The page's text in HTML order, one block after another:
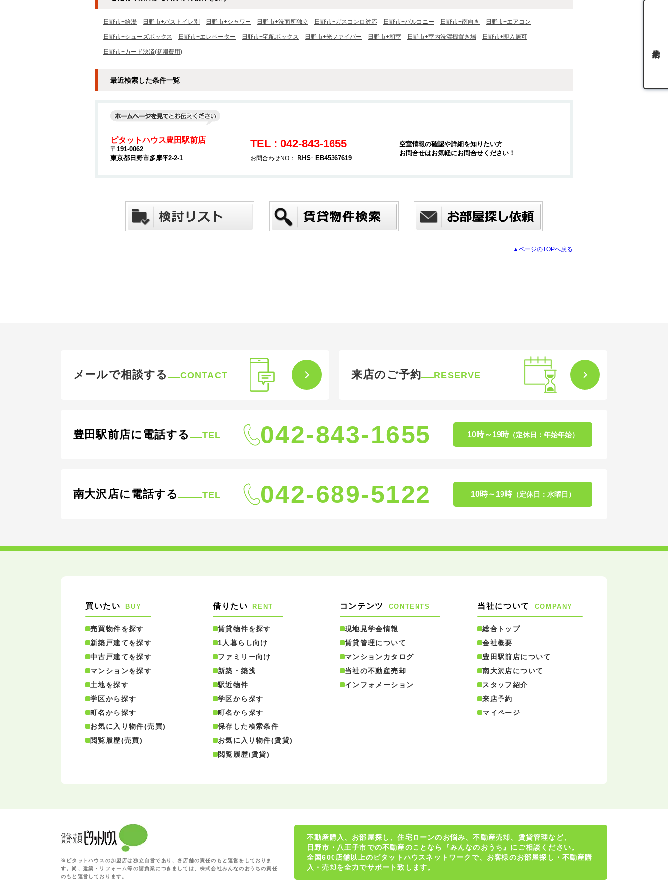
日野市+給湯 日野市+バストイレ別 日野市+シャワー 日野市+洗面所独立 日野市+ガスコンロ対応 日野市+バルコニー 日野市+南向き 日野市+エアコン
日野市+シューズボックス 日野市+エレベーター 日野市+宅配ボックス 日野市+光ファイバー 日野市+和室 日野市+室内洗濯機置き場 日野市+即入居可
日野市+カード決済(初期費用)
最近検索した条件一覧
ピタットハウス豊田駅前店
〒191-0062
東京都日野市多摩平2-2-1
TEL : 042-843-1655
お問合わせNO： EB45367619
空室情報の確認や詳細を知りたい方
お問合せはお気軽にお問合せください！
▲ページのTOPへ戻る
メールで相談する CONTACT 来店のご予約 RESERVE
豊田駅前店に電話する TEL 042-843-1655 10時～19時（定休日：年始年始）
南大沢店に電話する TEL 042-689-5122 10時～19時（定休日：水曜日）
買いたい BUY
売買物件を探す
新築戸建てを探す
中古戸建てを探す
マンションを探す
土地を探す
学区から探す
町名から探す
お気に入り物件(売買)
閲覧履歴(売買)
借りたい RENT
賃貸物件を探す
1人暮らし向け
ファミリー向け
新築・築浅
駅近物件
学区から探す
町名から探す
保存した検索条件
お気に入り物件(賃貸)
閲覧履歴(賃貸)
コンテンツ CONTENTS
現地見学会情報
賃貸管理について
マンションカタログ
当社の不動産売却
インフォメーション
当社について COMPANY
総合トップ
会社概要
豊田駅前店について
南大沢店について
スタッフ紹介
来店予約
マイページ
※ピタットハウスの加盟店は独立自営であり、各店舗の責任のもと運営をしておりま
す。尚、建築・リフォーム等の請負業につきましては、株式会社みんなのおうちの責任
のもと運営しております。
不動産購入、お部屋探し、住宅ローンのお悩み、不動産売却、賃貸管理など、
日野市・八王子市での不動産のことなら『みんなのおうち』にご相談ください。
全国600店舗以上のピタットハウスネットワークで、お客様のお部屋探し・不動産購
入・売却を全力でサポート致します。